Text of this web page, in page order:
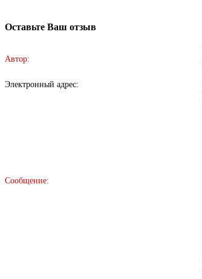
Оставьте Ваш отзыв
Автор:
Электронный адрес:
Сообщение: